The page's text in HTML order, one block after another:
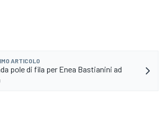
ARTICOLO
pole di fila per Enea Bastianini ad